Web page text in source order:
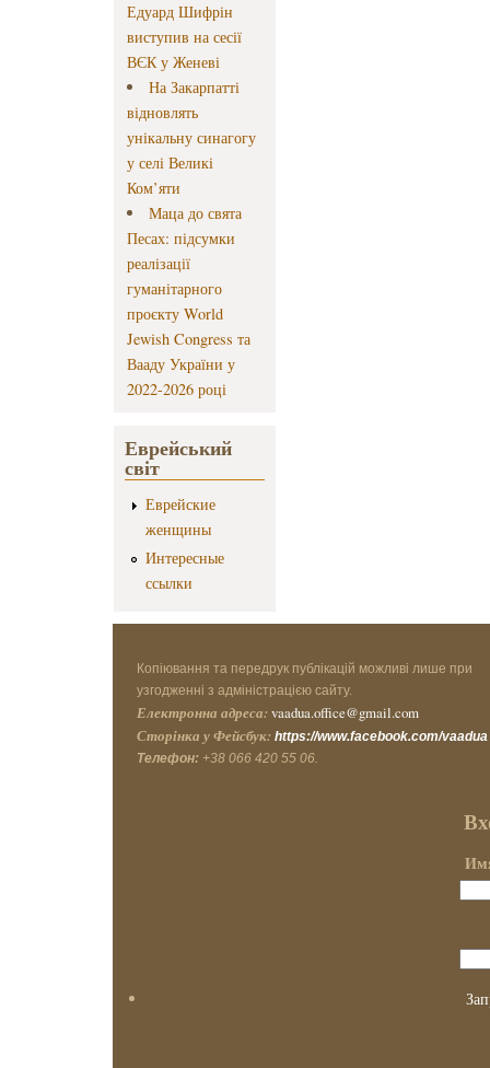
Едуард Шифрін
виступив на сесії
ВЄК у Женеві
На Закарпатті
відновлять
унікальну синагогу
у селі Великі
Ком’яти
Маца до свята
Песах: підсумки
реалізації
гуманітарного
проєкту World
Jewish Congress та
Вааду України у
2022-2026 році
Еврейський
світ
Еврейские
женщины
Интересные
ссылки
Копіювання та передрук публікацій можливі лише при
узгодженні з адміністрацією сайту.
Електронна адреса: vaadua.office@gmail.com
Сторінка у Фейсбук: https://www.facebook.com/vaadua
Телефон: +38 066 420 55 06.